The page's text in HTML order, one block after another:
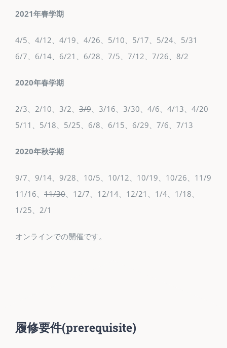
2021年春学期
4/5、4/12、4/19、4/26、5/10、5/17、5/24、5/31
6/7、6/14、6/21、6/28、7/5、7/12、7/26、8/2
2020年春学期
2/3、2/10、3/2、 3/9 、3/16、3/30、4/6、4/13、4/20
5/11、5/18、5/25、6/8、6/15、6/29、7/6、7/13
2020年秋学期
9/7、9/14、9/28、10/5、10/12、10/19、10/26、11/9
11/16、 11/30 、12/7、12/14、12/21、1/4、1/18、
1/25、2/1
オンラインでの開催です。
履修要件(prerequisite)